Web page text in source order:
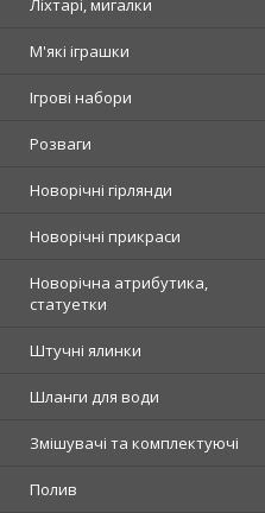
Ліхтарі, мигалки
М'які іграшки
Ігрові набори
Розваги
Новорічні гірлянди
Новорічні прикраси
Новорічна атрибутика,
статуетки
Штучні ялинки
Шланги для води
Змішувачі та комплектуючі
Полив